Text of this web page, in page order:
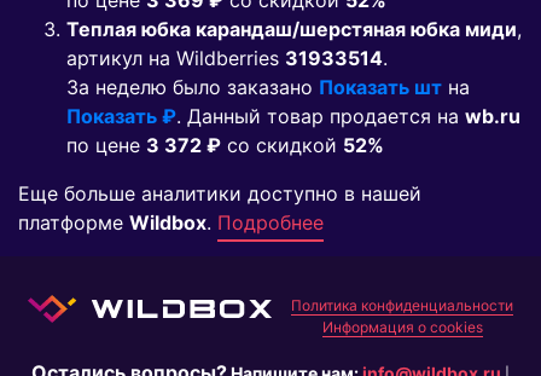
Теплая юбка карандаш/шерстяная юбка миди,
артикул на Wildberries 31933514.
За неделю было заказано Показать шт на
Показать ₽. Данный товар продается на wb.ru
по цене 3 372 ₽ co скидкой 52%
Еще больше аналитики доступно в нашей
платформе Wildbox. Подробнее
Политика конфиденциальности
Информация о cookies